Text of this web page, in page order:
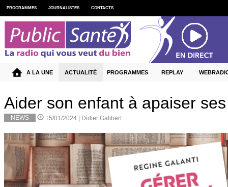
Aider son enfant à apaiser
NEWS 15/01/2024 | Didier Galibert
PROGRAMMES JOURNALISTES CONTACTS
A LA UNE ACTUALITÉ PROGRAMMES REPLAY